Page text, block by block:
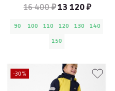
16 400 ₽13 120 ₽
90 100 110 120 130
140
150
-30%